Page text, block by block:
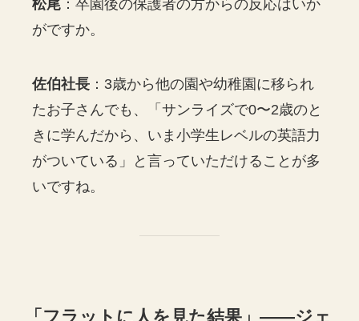
松尾 ：卒園後の保護者の方からの反応はいか
がですか。
佐伯社長 ：3歳から他の園や幼稚園に移られ
たお子さんでも、「サンライズで0〜2歳のと
きに学んだから、いま小学生レベルの英語力
がついている」と言っていただけることが多
いですね。
「フラットに人を見た結果」——ジェ